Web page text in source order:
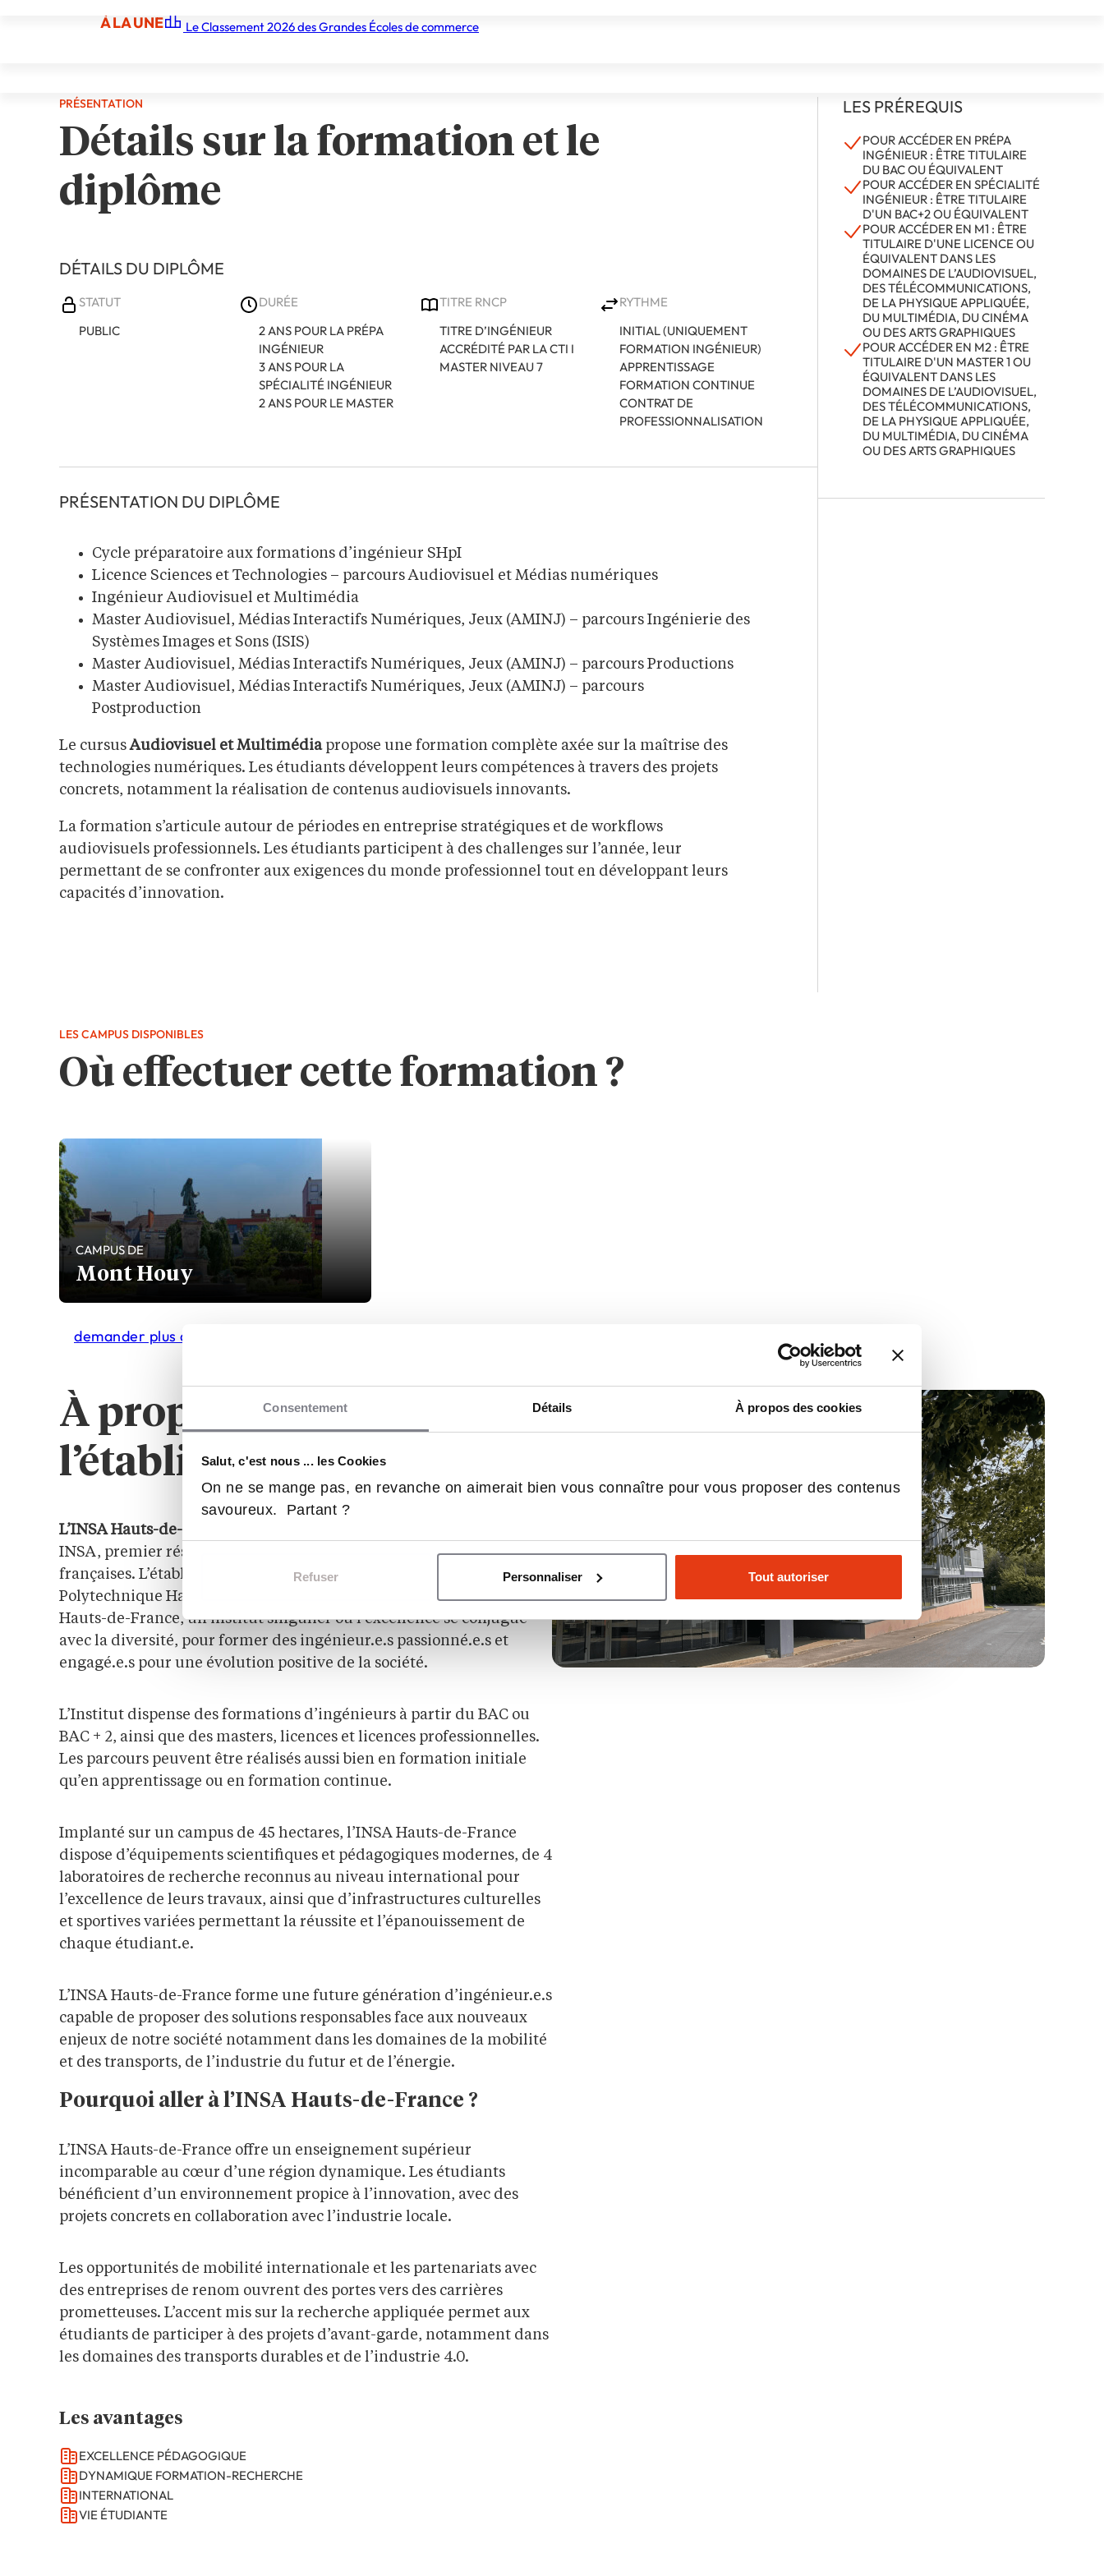
Consentement Détails À propos des cookies
Salut, c'est nous ... les Cookies
On ne se mange pas, en revanche on aimerait bien vous connaître pour vous proposer des contenus
savoureux. Partant ?
Refuser Personnaliser Tout autoriser
À LA UNE Le Classement 2026 des Grandes Écoles de commerce
PRÉSENTATION
Détails sur la formation et le
diplôme
DÉTAILS DU DIPLÔME
STATUT
PUBLIC
DURÉE
2 ANS POUR LA PRÉPA
INGÉNIEUR
3 ANS POUR LA
SPÉCIALITÉ INGÉNIEUR
2 ANS POUR LE MASTER
TITRE RNCP
TITRE D’INGÉNIEUR
ACCRÉDITÉ PAR LA CTI I
MASTER NIVEAU 7
RYTHME
INITIAL (UNIQUEMENT
FORMATION INGÉNIEUR)
APPRENTISSAGE
FORMATION CONTINUE
CONTRAT DE
PROFESSIONNALISATION
PRÉSENTATION DU DIPLÔME
Cycle préparatoire aux formations d’ingénieur SHpI
Licence Sciences et Technologies – parcours Audiovisuel et Médias numériques
Ingénieur Audiovisuel et Multimédia
Master Audiovisuel, Médias Interactifs Numériques, Jeux (AMINJ) – parcours Ingénierie des
Systèmes Images et Sons (ISIS)
Master Audiovisuel, Médias Interactifs Numériques, Jeux (AMINJ) – parcours Productions
Master Audiovisuel, Médias Interactifs Numériques, Jeux (AMINJ) – parcours
Postproduction
Le cursusAudiovisuel et Multimédiapropose une formation complète axée sur la maîtrise des
technologies numériques. Les étudiants développent leurs compétences à travers des projets
concrets, notamment la réalisation de contenus audiovisuels innovants.
La formation s’articule autour de périodes en entreprise stratégiques et de workflows
audiovisuels professionnels. Les étudiants participent à des challenges sur l’année, leur
permettant de se confronter aux exigences du monde professionnel tout en développant leurs
capacités d’innovation.
LES PRÉREQUIS
POUR ACCÉDER EN PRÉPA
INGÉNIEUR : ÊTRE TITULAIRE
DU BAC OU ÉQUIVALENT
POUR ACCÉDER EN SPÉCIALITÉ
INGÉNIEUR : ÊTRE TITULAIRE
D'UN BAC+2 OU ÉQUIVALENT
POUR ACCÉDER EN M1 : ÊTRE
TITULAIRE D'UNE LICENCE OU
ÉQUIVALENT DANS LES
DOMAINES DE L’AUDIOVISUEL,
DES TÉLÉCOMMUNICATIONS,
DE LA PHYSIQUE APPLIQUÉE,
DU MULTIMÉDIA, DU CINÉMA
OU DES ARTS GRAPHIQUES
POUR ACCÉDER EN M2 : ÊTRE
TITULAIRE D'UN MASTER 1 OU
ÉQUIVALENT DANS LES
DOMAINES DE L’AUDIOVISUEL,
DES TÉLÉCOMMUNICATIONS,
DE LA PHYSIQUE APPLIQUÉE,
DU MULTIMÉDIA, DU CINÉMA
OU DES ARTS GRAPHIQUES
Où effectuer cette formation ?
LES CAMPUS DISPONIBLES
CAMPUS DE
Mont Houy
demander plus d'infos
À propos de
l’établissement
L’INSA Hauts-de-France
INSA, premier réseau de grandes écoles d’ingénieurs publiques
françaises. L’établissement fait également partie de l’Université
Polytechnique Hauts-de-France. Cette configuration fait de l’INSA
Hauts-de-France, un institut singulier où l’excellence se conjugue
avec la diversité, pour former des ingénieur.e.s passionné.e.s et
engagé.e.s pour une évolution positive de la société.
L’Institut dispense des formations d’ingénieurs à partir du BAC ou
BAC + 2, ainsi que des masters, licences et licences professionnelles.
Les parcours peuvent être réalisés aussi bien en formation initiale
qu’en apprentissage ou en formation continue.
Implanté sur un campus de 45 hectares, l’INSA Hauts-de-France
dispose d’équipements scientifiques et pédagogiques modernes, de 4
laboratoires de recherche reconnus au niveau international pour
l’excellence de leurs travaux, ainsi que d’infrastructures culturelles
et sportives variées permettant la réussite et l’épanouissement de
chaque étudiant.e.
L’INSA Hauts-de-France forme une future génération d’ingénieur.e.s
capable de proposer des solutions responsables face aux nouveaux
enjeux de notre société notamment dans les domaines de la mobilité
et des transports, de l’industrie du futur et de l’énergie.
Pourquoi aller à l’INSA Hauts-de-France ?
L’INSA Hauts-de-France offre un enseignement supérieur
incomparable au cœur d’une région dynamique. Les étudiants
bénéficient d’un environnement propice à l’innovation, avec des
projets concrets en collaboration avec l’industrie locale.
Les opportunités de mobilité internationale et les partenariats avec
des entreprises de renom ouvrent des portes vers des carrières
prometteuses. L’accent mis sur la recherche appliquée permet aux
étudiants de participer à des projets d’avant-garde, notamment dans
les domaines des transports durables et de l’industrie 4.0.
Les avantages
EXCELLENCE PÉDAGOGIQUE
DYNAMIQUE FORMATION-RECHERCHE
INTERNATIONAL
VIE ÉTUDIANTE